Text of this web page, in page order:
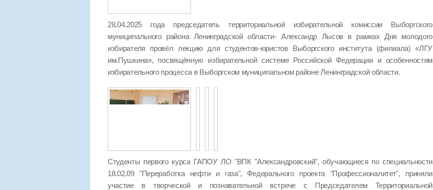
28.04.2025 года председатель территориальной избирательной комиссии Выборгского
муниципального района Ленинградской области- Александр Лысов в рамках Дня молодого
избирателя провёл лекцию для студентов-юристов Выборгского института (филиала) «ЛГУ
им.Пушкина», посвящённую избирательной системе Российской Федерации и особенностям
избирательного процесса в Выборгском муниципальном районе Ленинградской области.
Студенты первого курса ГАПОУ ЛО "ВПК "Александровский", обучающиеся по специальности
18.02.09 "Переработка нефти и газа", Федерального проекта "Профессионалитет", приняли
участие в творческой и познавательной встрече с Председателем Территориальной